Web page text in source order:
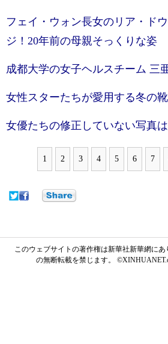
フェイ・ウォン長女のリア・ド
ジ！20年前の母親そっくりな姿
成都大学の女子ヘルスチーム 三
女性スターたちが愛用する冬の
女優たちの修正していない写真
1 2 3 4 5 6 7
このウェブサイトの著作権は新華社新華網に
の無断転載を禁じます。